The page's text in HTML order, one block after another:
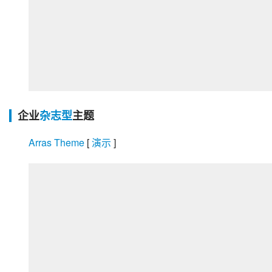
企业杂志型主题
Arras Theme [ 演示 ]